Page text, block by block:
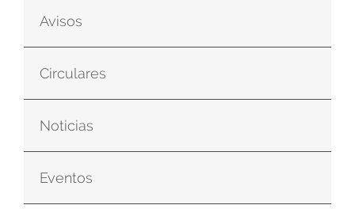
Avisos
Circulares
Noticias
Eventos